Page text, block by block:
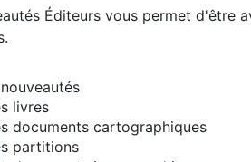
Éditeurs vous permet d'être
livres
documents cartographiques
partitions